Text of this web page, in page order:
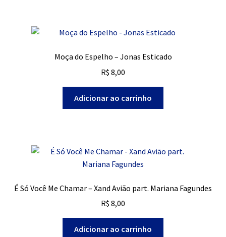
Moça do Espelho – Jonas Esticado
R$ 8,00
Adicionar ao carrinho
É Só Você Me Chamar – Xand Avião part. Mariana Fagundes
R$ 8,00
Adicionar ao carrinho